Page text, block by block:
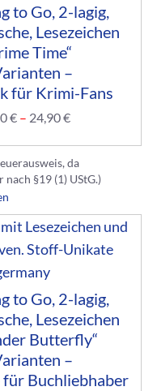
to Go, 2-lagig,
Lesezeichen
Time“
–
für Krimi-Fans
€– 24,90€
da
§19 (1) UStG.)
to Go, 2-lagig,
Lesezeichen
Butterfly“
–
für Buchliebhaber